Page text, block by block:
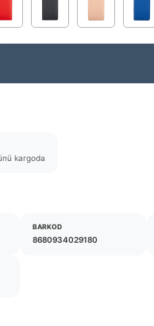
kargoda
BARKOD
8680934029180